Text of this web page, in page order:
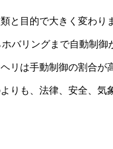
と目的で大きく変わり
バリングまで自動制御
リは手動制御の割合が
りも、法律、安全、気